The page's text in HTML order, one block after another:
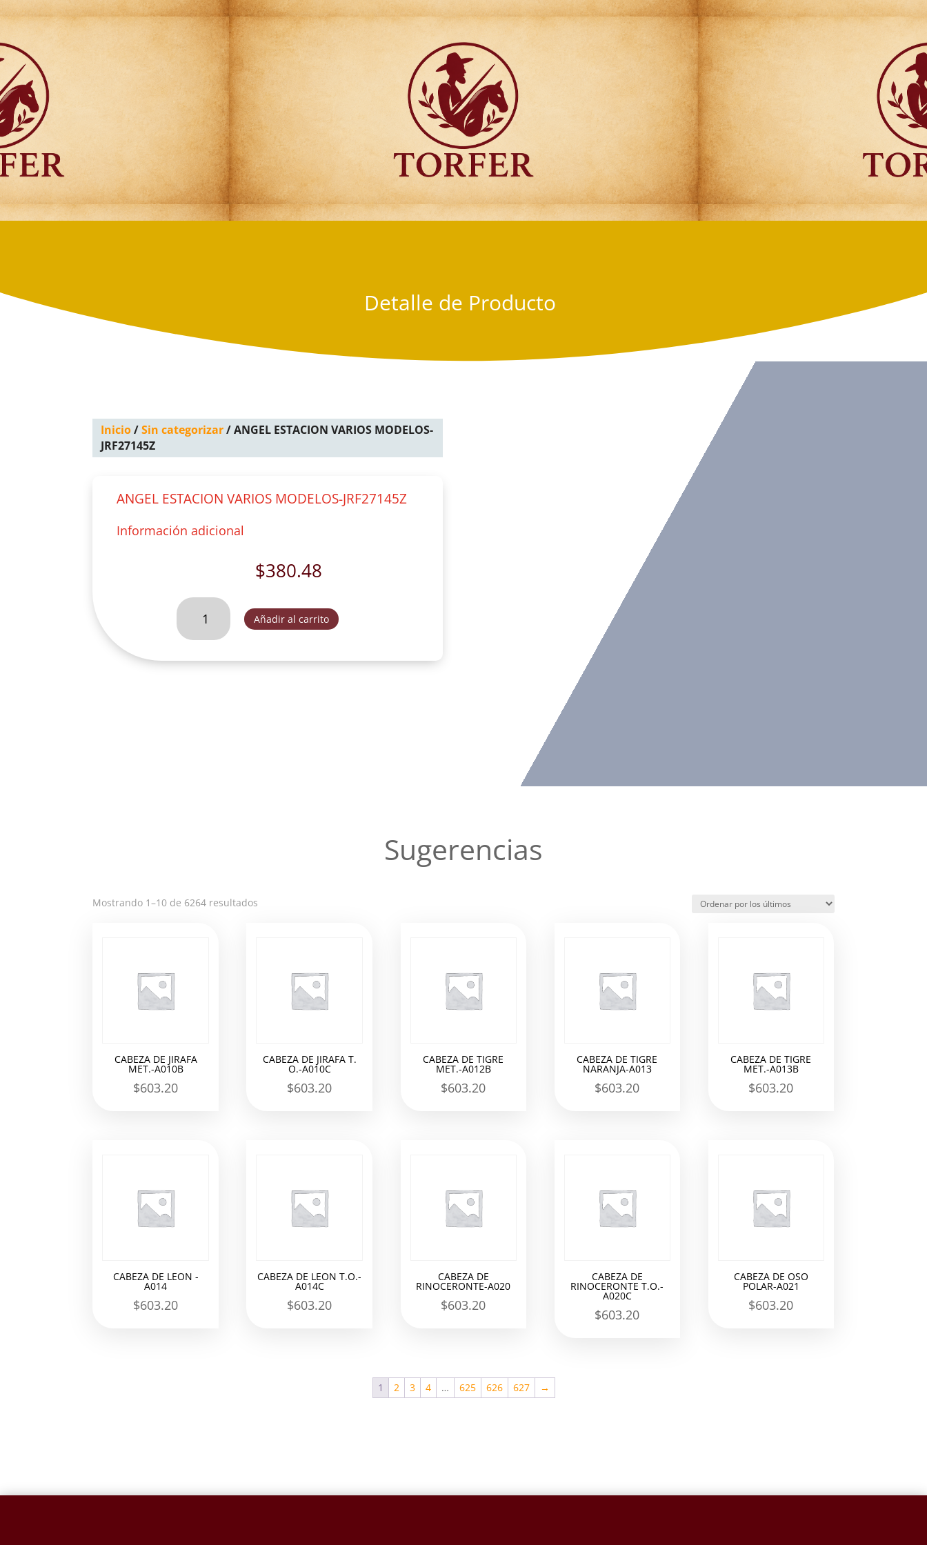
Articulos para Regalo Torfer.
Detalle de Producto
Inicio/Sin categorizar/ ANGEL ESTACION VARIOS MODELOS-
JRF27145Z
ANGEL ESTACION VARIOS MODELOS-JRF27145Z
Información adicional
$380.48
ANGEL
ESTACION
VARIOS
Añadir al carrito
Sugerencias
Mostrando 1–10 de 6264 resultados
CABEZA DE JIRAFA
MET.-A010B
$603.20
CABEZA DE JIRAFA T.
O.-A010C
$603.20
CABEZA DE TIGRE
MET.-A012B
$603.20
CABEZA DE TIGRE
NARANJA-A013
$603.20
CABEZA DE TIGRE
MET.-A013B
$603.20
CABEZA DE LEON -
A014
$603.20
CABEZA DE LEON T.O.-
A014C
$603.20
CABEZA DE
RINOCERONTE-A020
$603.20
CABEZA DE
RINOCERONTE T.O.-
A020C
$603.20
CABEZA DE OSO
POLAR-A021
$603.20
1 2 3 4 … 625 626 627 →